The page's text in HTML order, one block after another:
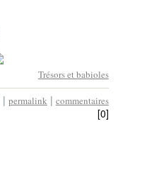
Trésors et babioles
| permalink | commentaires
[0]